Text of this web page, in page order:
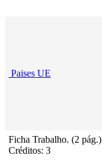
Paises UE
Ficha Trabalho. (2 pág.)
Créditos: 3